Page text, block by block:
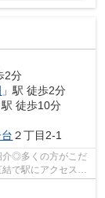
2分
」駅 徒歩2分
駅 徒歩10分
２丁目2-1
介◎多くの方がこだ
で駅にアクセスで